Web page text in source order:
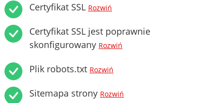
Certyfikat SSL Rozwiń
Certyfikat SSL jest poprawnie
skonfigurowany Rozwiń
Plik robots.txt Rozwiń
Sitemapa strony Rozwiń